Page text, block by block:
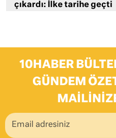
çıkardı: İlke tarihe geçti
10HABER
GÜNDEM